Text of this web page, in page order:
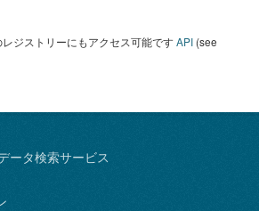
ジストリーにもアクセス可能ですAPI (see
ータ検索サービス